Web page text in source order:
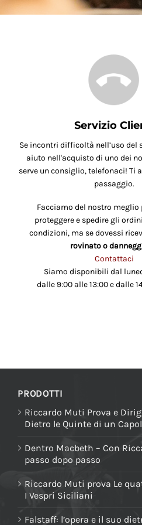
Servizio
Se incontri difficoltà nell’uso del
aiuto nell'acquisto di uno dei
serve un consiglio, telefonaci! Ti
passaggio.
Facciamo del nostro meglio
proteggere e spedire gli
condizioni, ma se dovessi
rovinato o
Contattaci
Siamo disponibili dal
dalle 9:00 alle 13:00 e dalle
PRODOTTI
Riccardo Muti Prova e
Dietro le Quinte di un
Dentro Macbeth – Con
passo dopo passo
Riccardo Muti prova Le
I Vespri Siciliani
Falstaff: l’opera e il suo